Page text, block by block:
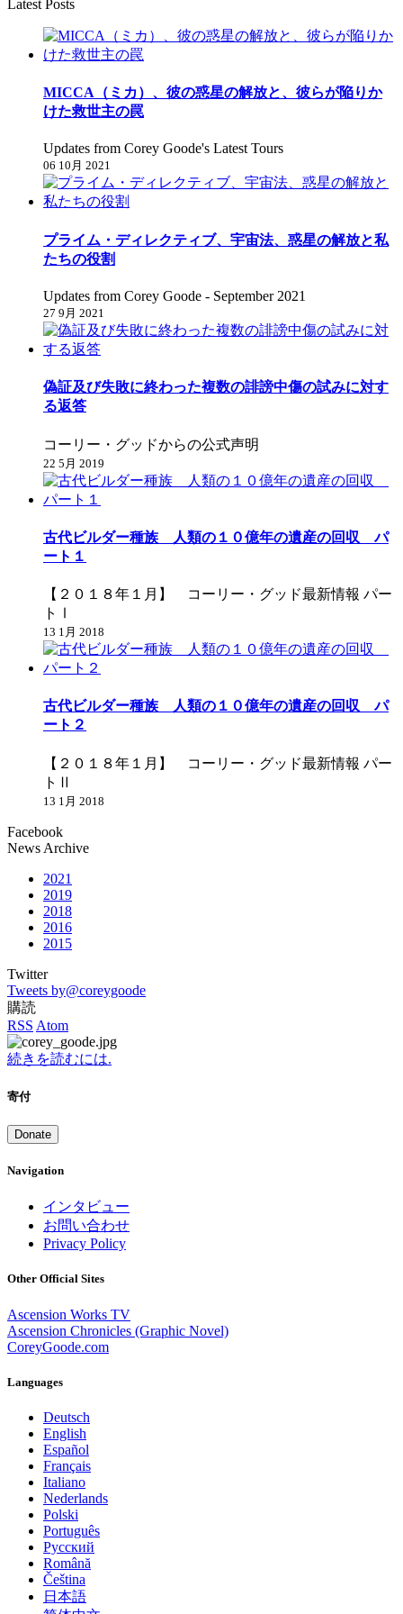
Latest Posts
MICCA（ミカ）、彼の惑星の解放と、彼らが陥りか
けた救世主の罠
Updates from Corey Goode's Latest Tours
06 10月 2021
プライム・ディレクティブ、宇宙法、惑星の解放と私
たちの役割
Updates from Corey Goode - September 2021
27 9月 2021
偽証及び失敗に終わった複数の誹謗中傷の試みに対す
る返答
コーリー・グッドからの公式声明
22 5月 2019
古代ビルダー種族 人類の１０億年の遺産の回収 パ
ート１
【２０１８年１月】 コーリー・グッド最新情報 パー
トⅠ
13 1月 2018
古代ビルダー種族 人類の１０億年の遺産の回収 パ
ート２
【２０１８年１月】 コーリー・グッド最新情報 パー
トⅡ
13 1月 2018
Facebook
News Archive
2021
2019
2018
2016
2015
Twitter
Tweets by@coreygoode
購読
RSS Atom
続きを読むには.
寄付
Donate
Navigation
インタビュー
お問い合わせ
Privacy Policy
Other Official Sites
Ascension Works TV
Ascension Chronicles (Graphic Novel)
CoreyGoode.com
Languages
Deutsch
English
Español
Français
Italiano
Nederlands
Polski
Português
Pусский
Română
Čeština
日本語